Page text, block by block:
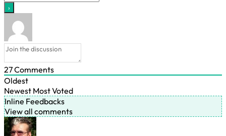
27Comments
Oldest
Newest Most Voted
Inline Feedbacks
View all comments